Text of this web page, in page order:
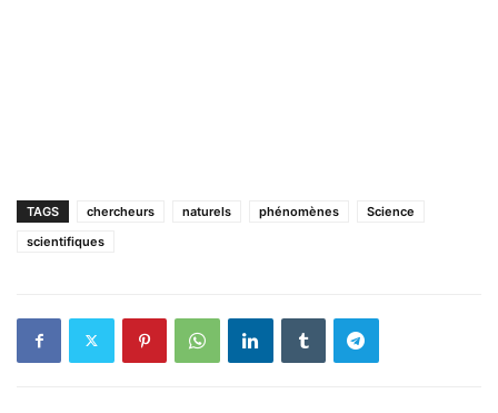
TAGS chercheurs naturels phénomènes
Science
scientifiques